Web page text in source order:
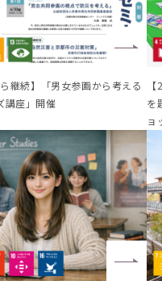
継続】「男女参画から考える
講座」開催
を
ョ